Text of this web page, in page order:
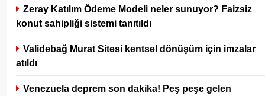
Zeray Katılım Ödeme Modeli neler sunuyor? Faizsiz
konut sahipliği sistemi tanıtıldı
Validebağ Murat Sitesi kentsel dönüşüm için imzalar
atıldı
Venezuela deprem son dakika! Peş peşe gelen